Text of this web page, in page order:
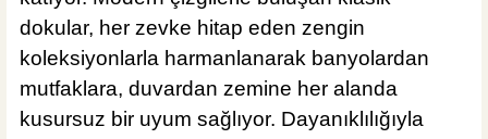
Tesay Profil
Tesay Profil Fayans Tesviye Takozu
dokular, her zevke hitap eden zengin
koleksiyonlarla harmanlanarak banyolardan
mutfaklara, duvardan zemine her alanda
kusursuz bir uyum sağlıyor. Dayanıklılığıyla